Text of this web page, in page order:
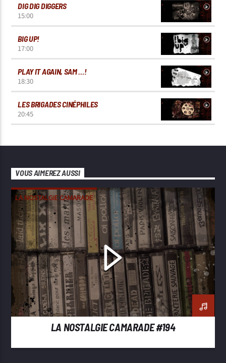
DIG DIG DIGGERS
15:00
BIG UP!
17:00
PLAY IT AGAIN, SAM …!
18:30
LES BRIGADES CINÉPHILES
20:45
VOUS AIMEREZ AUSSI
LA NOSTALGIE CAMARADE
LA NOSTALGIE CAMARADE #194